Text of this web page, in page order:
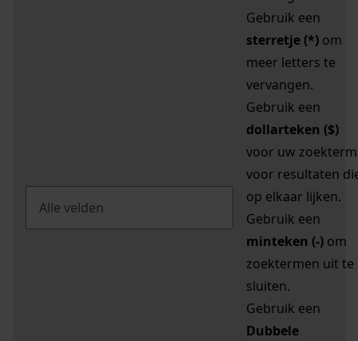
Gebruik een
sterretje (*) om
meer letters te
vervangen.
Gebruik een
dollarteken ($)
voor uw zoekterm
voor resultaten
op elkaar lijken.
Gebruik een
minteken (-) om
zoektermen uit te
sluiten.
Gebruik een
Dubbele